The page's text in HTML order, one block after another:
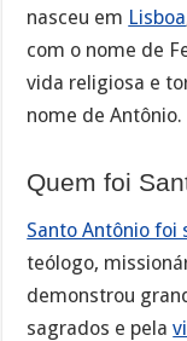
nasceu em Lisboa
com o nome de
vida religiosa e
nome de Antônio.
Quem foi
Santo Antônio foi
teólogo,
demonstrou
sagrados e pela